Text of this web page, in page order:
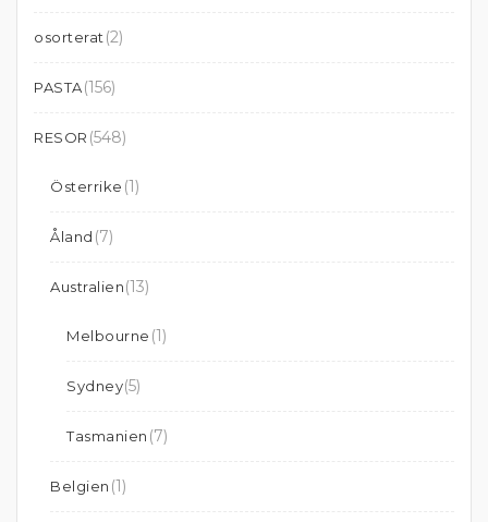
osorterat (2)
PASTA(156)
RESOR (548)
Österrike (1)
Åland (7)
Australien(13)
Melbourne (1)
Sydney(5)
Tasmanien (7)
Belgien (1)